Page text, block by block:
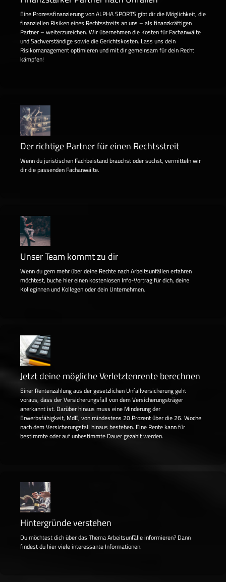
Eine Prozessfinanzierung von ALPHA SPORTS gibt dir die Möglichkeit, die
finanziellen Risiken eines Rechtsstreits an uns – als finanzkräftigen
Partner – weiterzureichen. Wir übernehmen die Kosten für Fachanwälte
und Sachverständige sowie die Gerichtskosten. Lass uns dein
Risikomanagement optimieren und mit dir gemeinsam für dein Recht
kämpfen!
Der richtige Partner für einen Rechtsstreit
Wenn du juristischen Fachbeistand brauchst oder suchst, vermitteln wir
dir die passenden Fachanwälte.
Unser Team kommt zu dir
Wenn du gern mehr über deine Rechte nach Arbeitsunfällen erfahren
möchtest, buche hier einen kostenlosen Info-Vortrag für dich, deine
Kolleginnen und Kollegen oder dein Unternehmen.
Jetzt deine mögliche Verletztenrente berechnen
Einer Rentenzahlung aus der gesetzlichen Unfallversicherung geht
voraus, dass der Versicherungsfall von dem Versicherungsträger
anerkannt ist. Darüber hinaus muss eine Minderung der
Erwerbsfähigkeit, MdE, von mindestens 20 Prozent über die 26. Woche
nach dem Versicherungsfall hinaus bestehen. Eine Rente kann für
bestimmte oder auf unbestimmte Dauer gezahlt werden.
Hintergründe verstehen
Du möchtest dich über das Thema Arbeitsunfälle informieren? Dann
findest du hier viele interessante Informationen.